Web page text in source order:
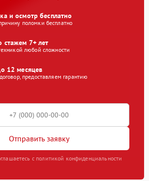
и осмотр бесплатно
поломки бесплатно
стажем 7+ лет
любой сложности
12 месяцев
предоставляем гарантию
Отправить заявку
с политикой конфиденциальности